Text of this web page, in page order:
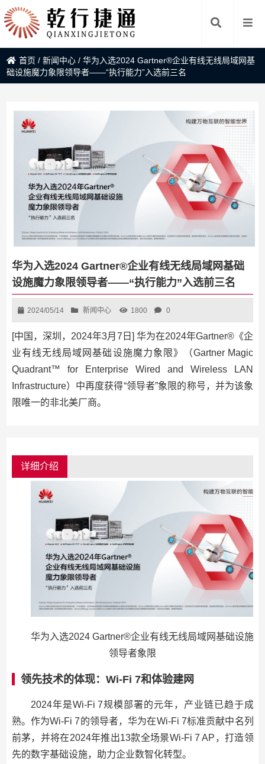
首页 /新闻中心 /华为入选2024 Gartner®企业有线无线局域网基
础设施魔力象限领导者——“执行能力”入选前三名
华为入选2024 Gartner®企业有线无线局域网基础
设施魔力象限领导者——“执行能力”入选前三名
2024/05/14 新闻中心 1800 0
[中国，深圳，2024年3月7日] 华为在2024年Gartner®《企
业有线无线局域网基础设施魔力象限》（Gartner Magic
Quadrant™ for Enterprise Wired and Wireless LAN
Infrastructure）中再度获得“领导者”象限的称号，并为该象
限唯一的非北美厂商。
详细介绍
华为入选2024 Gartner®企业有线无线局域网基础设施
领导者象限
领先技术的体现：Wi-Fi 7和体验建网
2024年是Wi-Fi 7规模部署的元年，产业链已趋于成
熟。作为Wi-Fi 7的领导者，华为在Wi-Fi 7标准贡献中名列
前茅，并将在2024年推出13款全场景Wi-Fi 7 AP，打造领
先的数字基础设施，助力企业数智化转型。